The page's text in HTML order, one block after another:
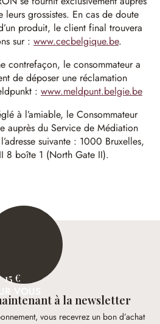
grossistes. En cas de doute
produit, le client final trouvera
sur : www.cecbelgique.be.
contrefaçon, le consommateur a
de déposer une réclamation
: www.meldpunt.belgie.be
à l’amiable, le Consommateur
auprès du Service de Médiation
suivante : 1000 Bruxelles,
8 boîte 1 (North Gate II).
15 €
à la newsletter
vous recevrez un bon d’achat